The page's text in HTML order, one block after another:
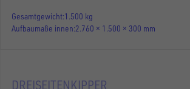
Gesamtgewicht 1.500 kg
Aufbaumaße innen 2.760 × 1.500 × 300 mm
DREISEITENKIPPER